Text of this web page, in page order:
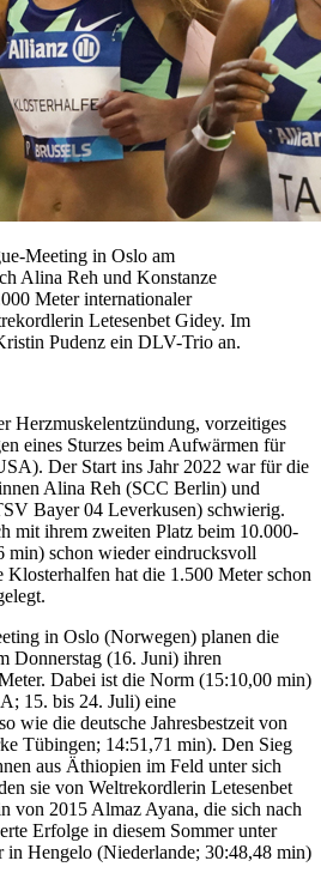
Meeting in Oslo am
Alina Reh und Konstanze
Meter internationaler
Letesenbet Gidey. Im
Pudenz ein DLV-Trio an.
Herzmuskelentzündung, vorzeitiges
eines Sturzes beim Aufwärmen für
Der Start ins Jahr 2022 war für die
Alina Reh (SCC Berlin) und
Bayer 04 Leverkusen) schwierig.
mit ihrem zweiten Platz beim 10.000-
min) schon wieder eindrucksvoll
Klosterhalfen hat die 1.500 Meter schon
in Oslo (Norwegen) planen die
Donnerstag (16. Juni) ihren
Dabei ist die Norm (15:10,00 min)
15. bis 24. Juli) eine
wie die deutsche Jahresbestzeit von
Tübingen; 14:51,71 min). Den Sieg
aus Äthiopien im Feld unter sich
sie von Weltrekordlerin Letesenbet
von 2015 Almaz Ayana, die sich nach
Erfolge in diesem Sommer unter
in Hengelo (Niederlande; 30:48,48 min)